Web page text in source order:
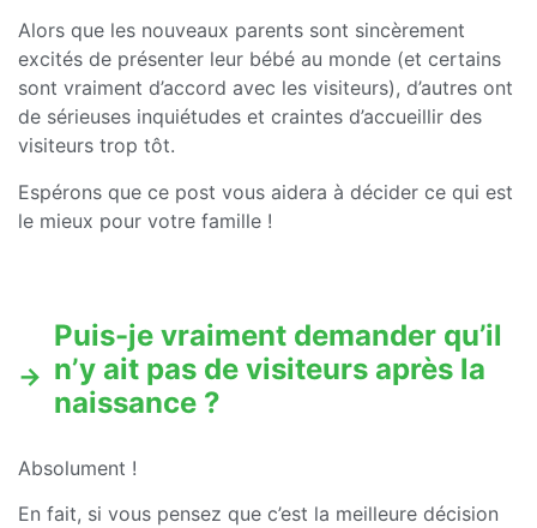
Alors que les nouveaux parents sont sincèrement
excités de présenter leur bébé au monde (et certains
sont vraiment d’accord avec les visiteurs), d’autres ont
de sérieuses inquiétudes et craintes d’accueillir des
visiteurs trop tôt.
Espérons que ce post vous aidera à décider ce qui est
le mieux pour votre famille !
Puis-je vraiment demander qu’il
n’y ait pas de visiteurs après la
naissance ?
Absolument !
En fait, si vous pensez que c’est la meilleure décision